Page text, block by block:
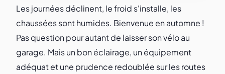
Les journées déclinent, le froid s'installe, les
chaussées sont humides. Bienvenue en automne !
Pas question pour autant de laisser son vélo au
garage. Mais un bon éclairage, un équipement
adéquat et une prudence redoublée sur les routes